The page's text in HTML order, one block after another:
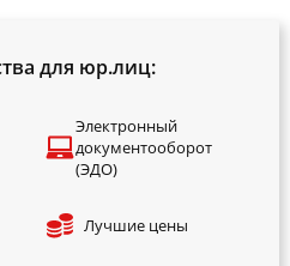
для юр.лиц:
Электронный
документооборот
(ЭДО)
Лучшие цены